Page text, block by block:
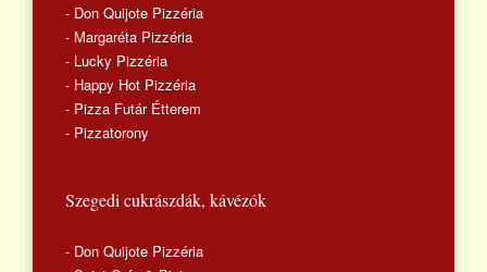
- Don Quijote Pizzéria
- Margaréta Pizzéria
- Lucky Pizzéria
- Happy Hot Pizzéria
- Pizza Futár Étterem
- Pizzatorony
Szegedi cukrászdák, kávézók
- Don Quijote Pizzéria